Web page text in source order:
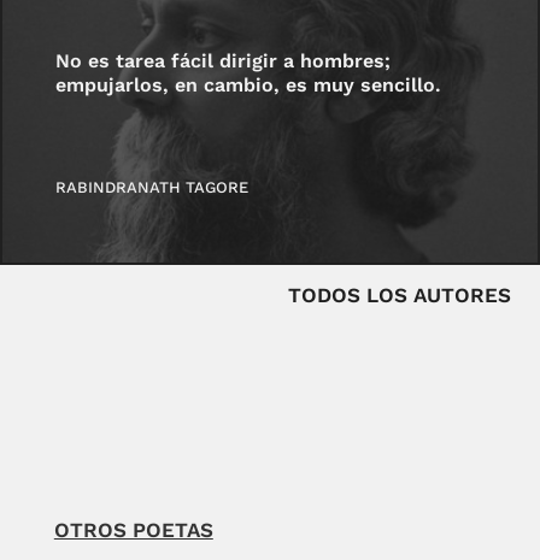
No es tarea fácil dirigir a hombres;
empujarlos, en cambio, es muy sencillo.
RABINDRANATH TAGORE
TODOS LOS AUTORES
OTROS POETAS